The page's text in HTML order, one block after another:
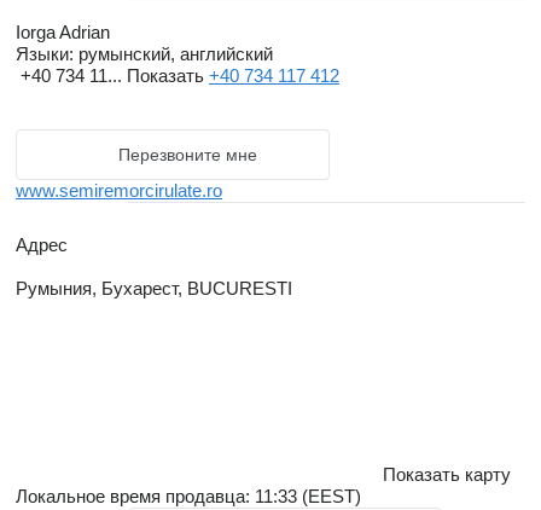
Iorga Adrian
Языки: румынский, английский
+40 734 11... Показать +40 734 117 412
Перезвоните мне
www.semiremorcirulate.ro
Адрес
Румыния, Бухарест, BUCURESTI
Показать карту
Локальное время продавца: 11:33 (EEST)